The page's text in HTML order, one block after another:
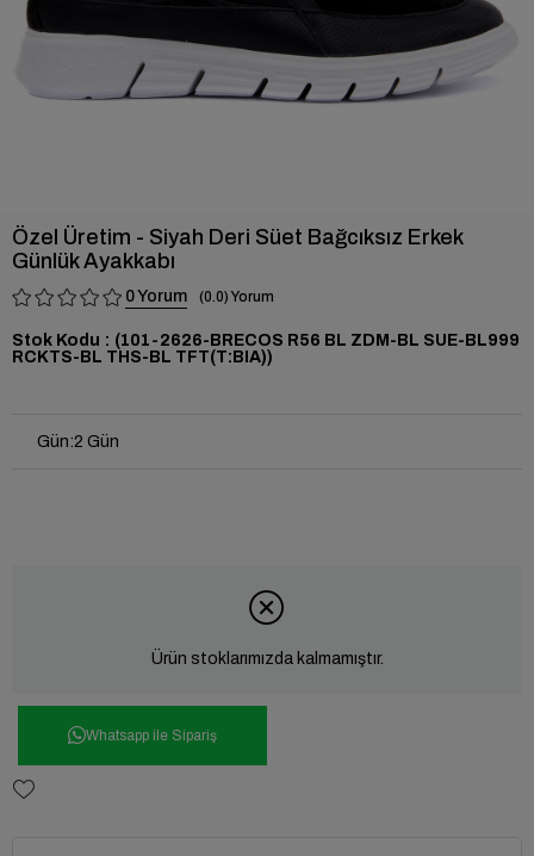
Özel Üretim - Siyah Deri Süet Bağcıksız Erkek
Günlük Ayakkabı
0 0.0
Stok Kodu
(101-2626-BRECOS R56 BL ZDM-BL SUE-BL999
RCKTS-BL THS-BL TFT(T:BIA))
Gün:2 Gün
Ürün stoklarımızda kalmamıştır.
Whatsapp ile Sipariş